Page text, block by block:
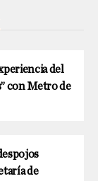
del
con Metro de
de